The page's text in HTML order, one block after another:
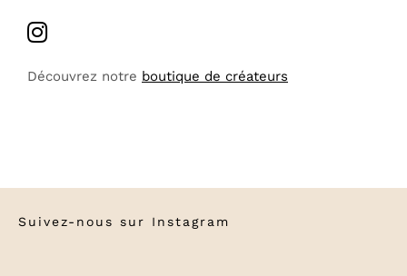
Découvrez notre boutique de créateurs
Suivez-nous sur Instagram